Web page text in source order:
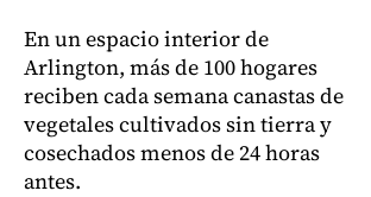
En un espacio interior de
Arlington, más de 100 hogares
reciben cada semana canastas de
vegetales cultivados sin tierra y
cosechados menos de 24 horas
antes.